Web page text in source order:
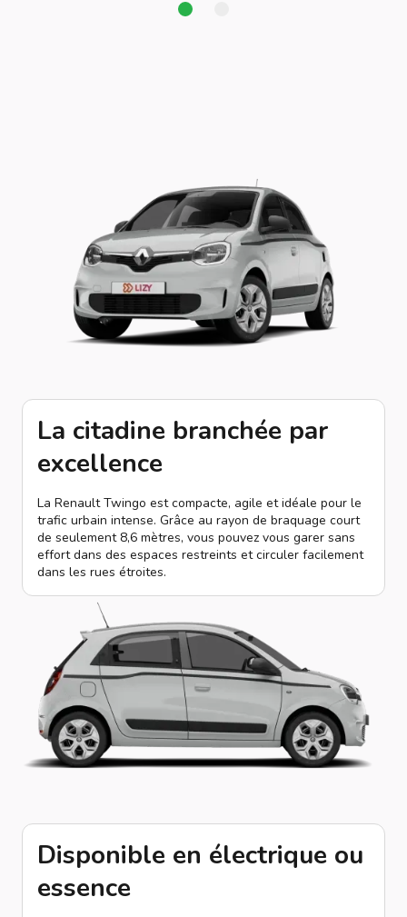
La citadine branchée par
excellence
La Renault Twingo est compacte, agile et idéale pour le
trafic urbain intense. Grâce au rayon de braquage court
de seulement 8,6 mètres, vous pouvez vous garer sans
effort dans des espaces restreints et circuler facilement
dans les rues étroites.
Disponible en électrique ou
essence